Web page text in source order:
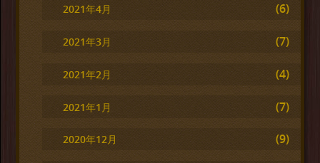
2021年4月 (6)
2021年3月 (7)
2021年2月 (4)
2021年1月 (7)
2020年12月 (9)